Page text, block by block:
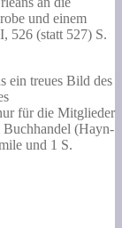
und einem
526 (statt 527) S.
ein treues Bild des
für die Mitglieder
Buchhandel (Hayn-
und 1 S.